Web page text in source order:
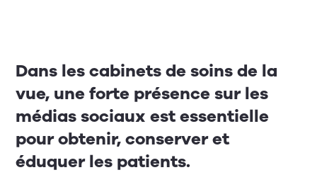
Dans les cabinets de soins de la
vue, une forte présence sur les
médias sociaux est essentielle
pour obtenir, conserver et
éduquer les patients.